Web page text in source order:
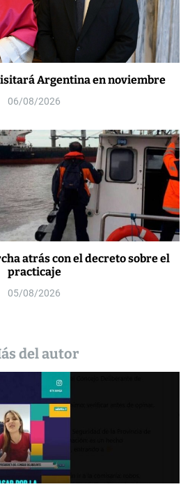
Argentina en noviembre
06/08/2026
atrás con el decreto sobre el
practicaje
05/08/2026
del autor